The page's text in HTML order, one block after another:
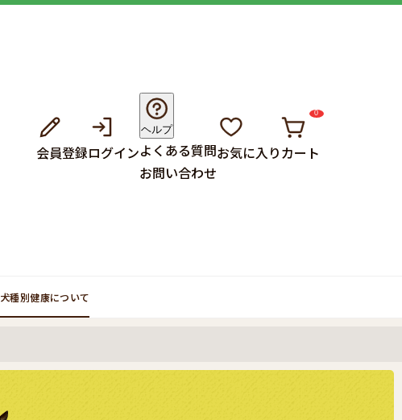
会員登録ログイン
ヘルプ
よくある質問
お問い合わせ
お気に入りカート
0
犬種別健康について